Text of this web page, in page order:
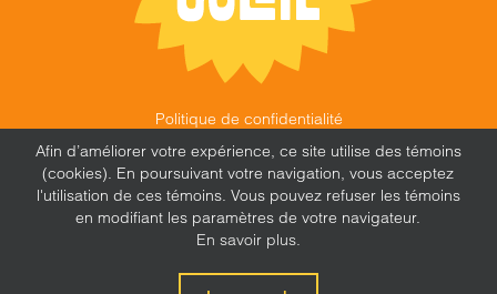
Politique de confidentialité
©
CUISINE SOLEIL 2026 |
FEU FOLLET - DESIGN •
WEB • MARKETING
X Facebook
Afin d’améliorer votre expérience, ce site utilise des témoins
(cookies). En poursuivant votre navigation, vous acceptez
l'utilisation de ces témoins. Vous pouvez refuser les témoins
en modifiant les paramètres de votre navigateur.
En savoir plus.